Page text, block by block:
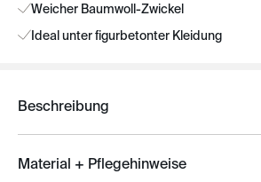
Weicher Baumwoll-Zwickel
Ideal unter figurbetonter Kleidung
Beschreibung
Material + Pflegehinweise